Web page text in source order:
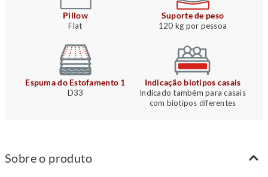
Pillow
Flat
Suporte de peso
120 kg por pessoa
Espuma do Estofamento 1
D33
Indicação biotipos casais
Indicado também para casais
com biotipos diferentes
Sobre o produto